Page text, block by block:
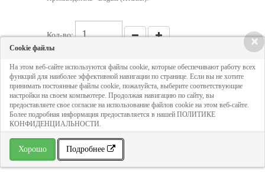
Кол-во:
Цена - по запросу
ДОБАВИТЬ В КОРЗИНУ
» В избранное
×
Cookie файлы
На этом веб-сайте используются файлы cookie, которые обеспечивают работу всех
функций для наиболее эффективной навигации по странице. Если вы не хотите
принимать постоянные файлы cookie, пожалуйста, выберите соответствующие
настройки на своем компьютере. Продолжая навигацию по сайту, вы
предоставляете свое согласие на использование файлов cookie на этом веб-сайте.
Более подробная информация предоставляется в нашей ПОЛИТИКЕ
КОНФИДЕНЦИАЛЬНОСТИ.
Хорошо Подробнее